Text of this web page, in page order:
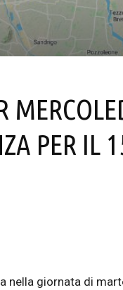
PER IL
nella giornata di